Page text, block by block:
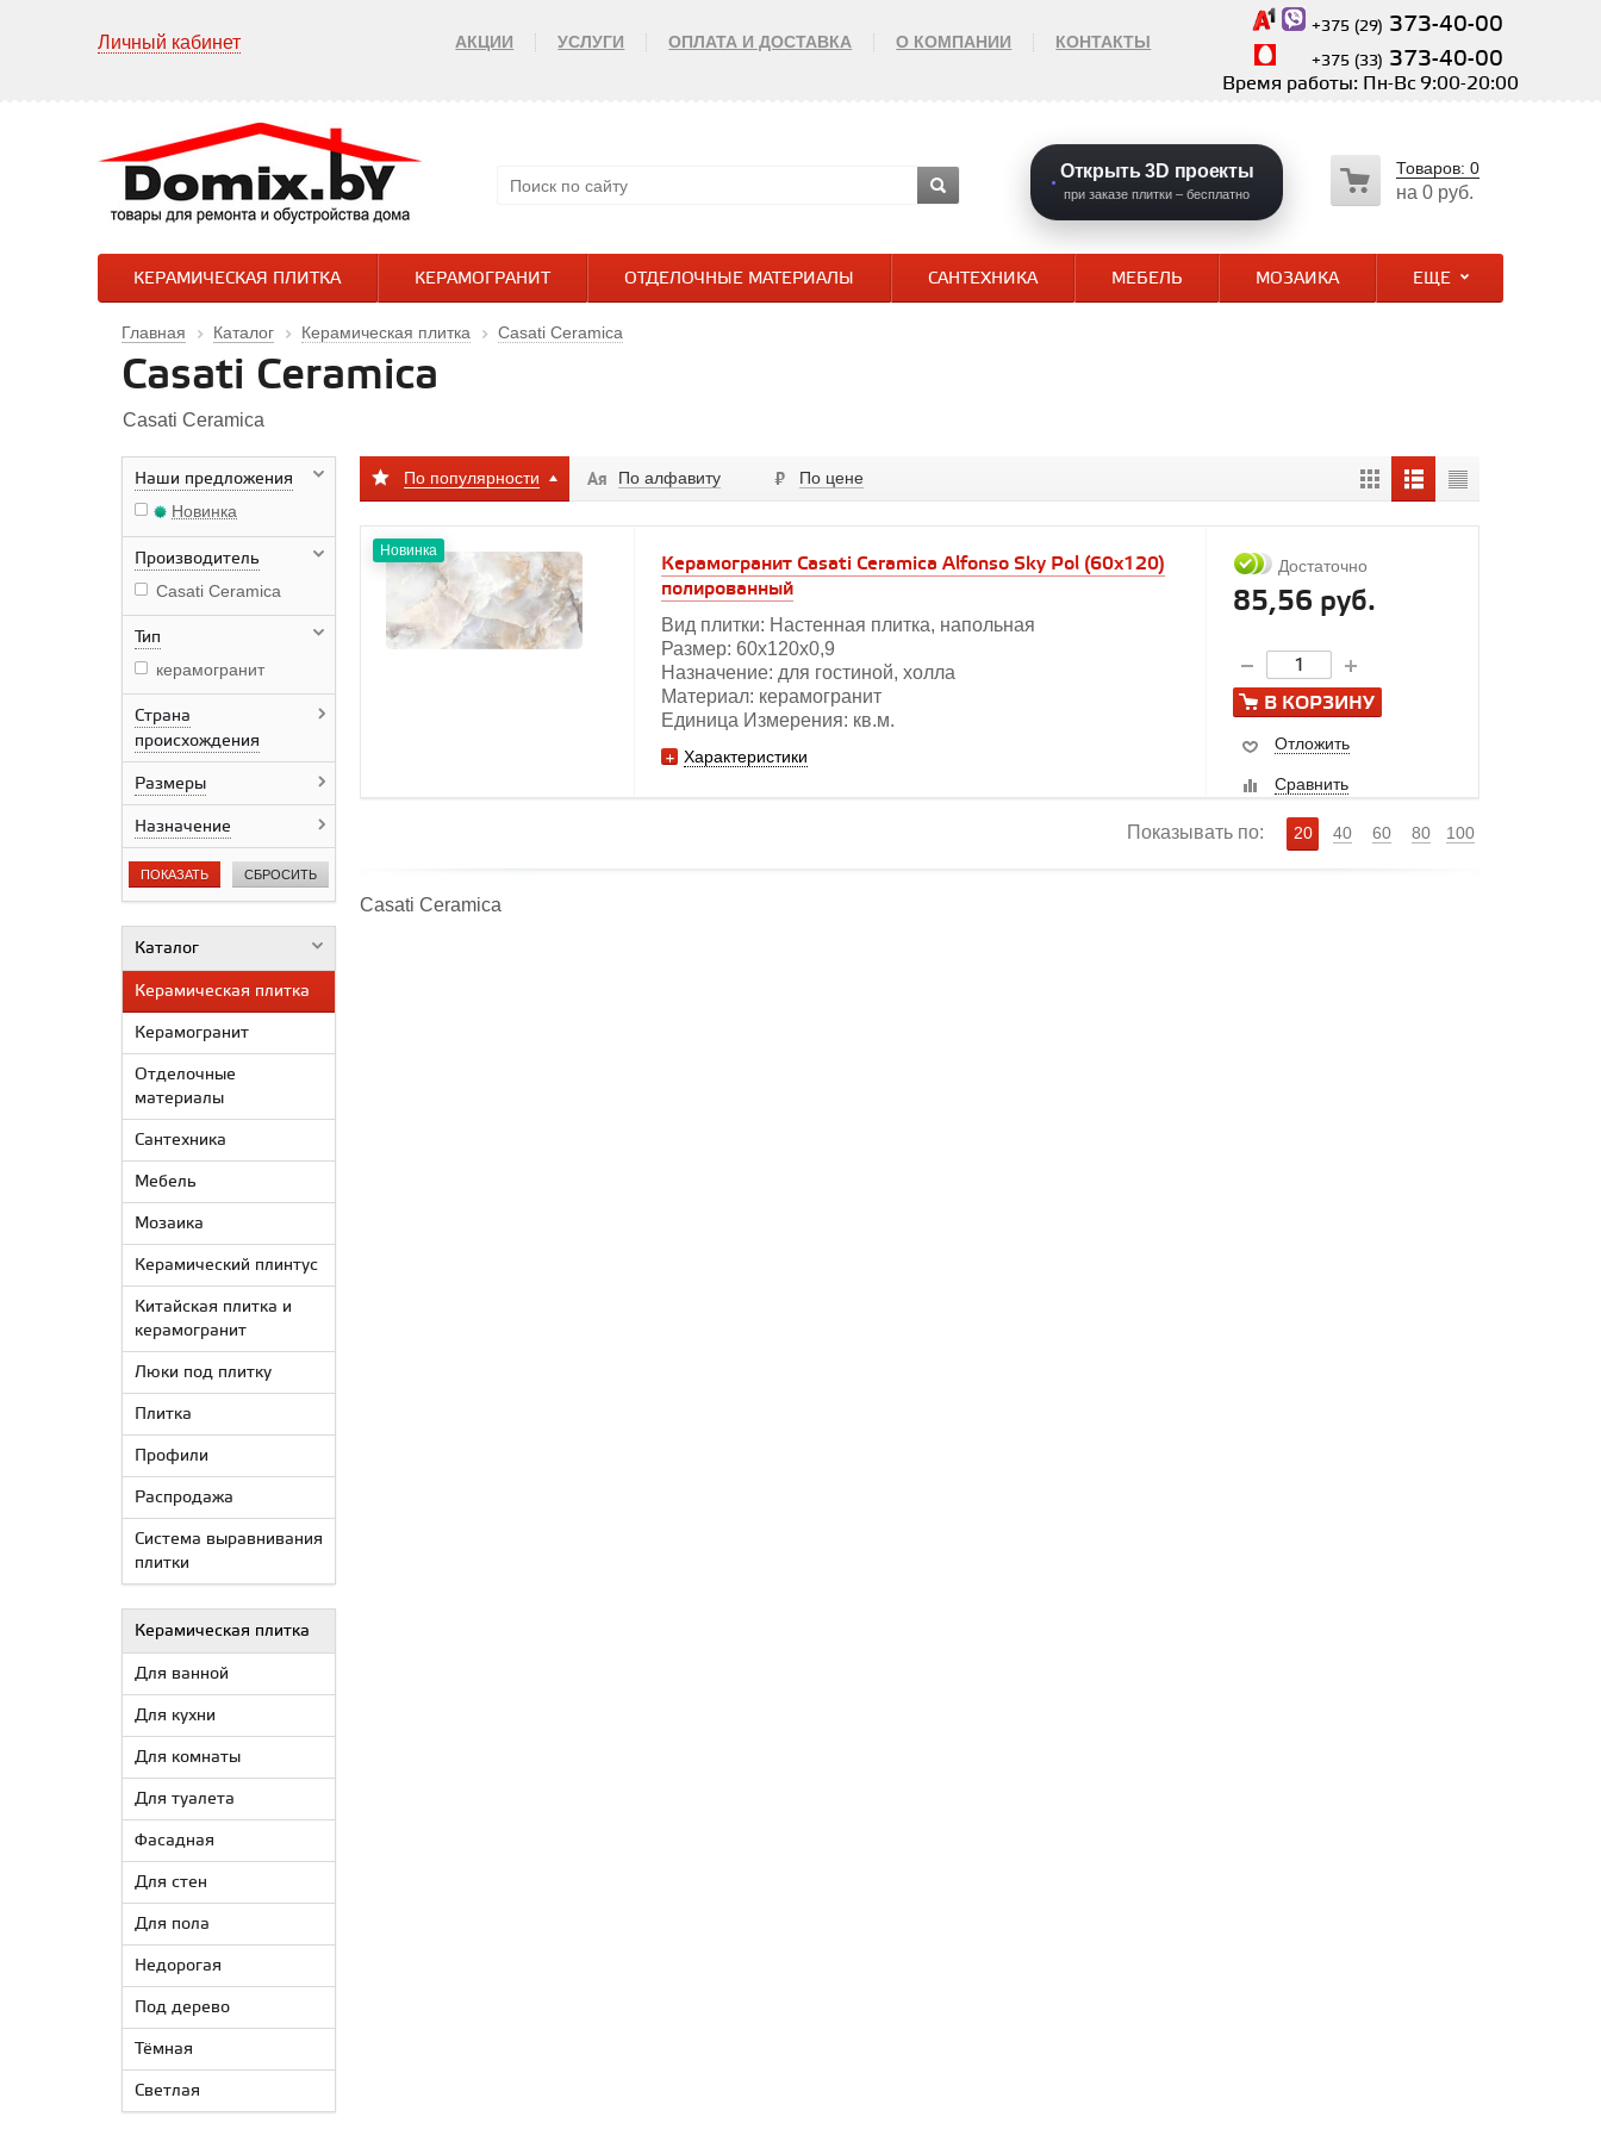
Личный кабинет АКЦИИ УСЛУГИ ОПЛАТА И ДОСТАВКА О КОМПАНИИ КОНТАКТЫ
+375 (29) 373-40-00
+375 (33) 373-40-00
Время работы: Пн-Вс 9:00-20:00
Открыть 3D проекты
при заказе плитки – бесплатно
Товаров: 0
на 0 руб.
КЕРАМИЧЕСКАЯ ПЛИТКА КЕРАМОГРАНИТ ОТДЕЛОЧНЫЕ МАТЕРИАЛЫ САНТЕХНИКА МЕБЕЛЬ МОЗАИКА ЕЩЕ
Главная Каталог Керамическая плитка Casati Ceramica
Casati Ceramica
Casati Ceramica
Наши предложения
Новинка
Производитель
Casati Ceramica
Тип
керамогранит
Страна
происхождения
Размеры
Назначение
ПОКАЗАТЬ СБРОСИТЬ
Каталог
Керамическая плитка
Керамогранит
Отделочные
материалы
Сантехника
Мебель
Мозаика
Керамический плинтус
Китайская плитка и
керамогранит
Люки под плитку
Плитка
Профили
Распродажа
Система выравнивания
плитки
Керамическая плитка
Для ванной
Для кухни
Для комнаты
Для туалета
Фасадная
Для стен
Для пола
Недорогая
Под дерево
Тёмная
Светлая
По популярности По алфавиту По цене
Новинка
Керамогранит Casati Ceramica Alfonso Sky Pol (60x120)
полированный
Вид плитки: Настенная плитка, напольная
Размер: 60х120х0,9
Назначение: для гостиной, холла
Материал: керамогранит
Единица Измерения: кв.м.
Характеристики
Достаточно
85,56 руб.
В КОРЗИНУ
Отложить
Сравнить
Показывать по: 20 40 60 80 100
Casati Ceramica